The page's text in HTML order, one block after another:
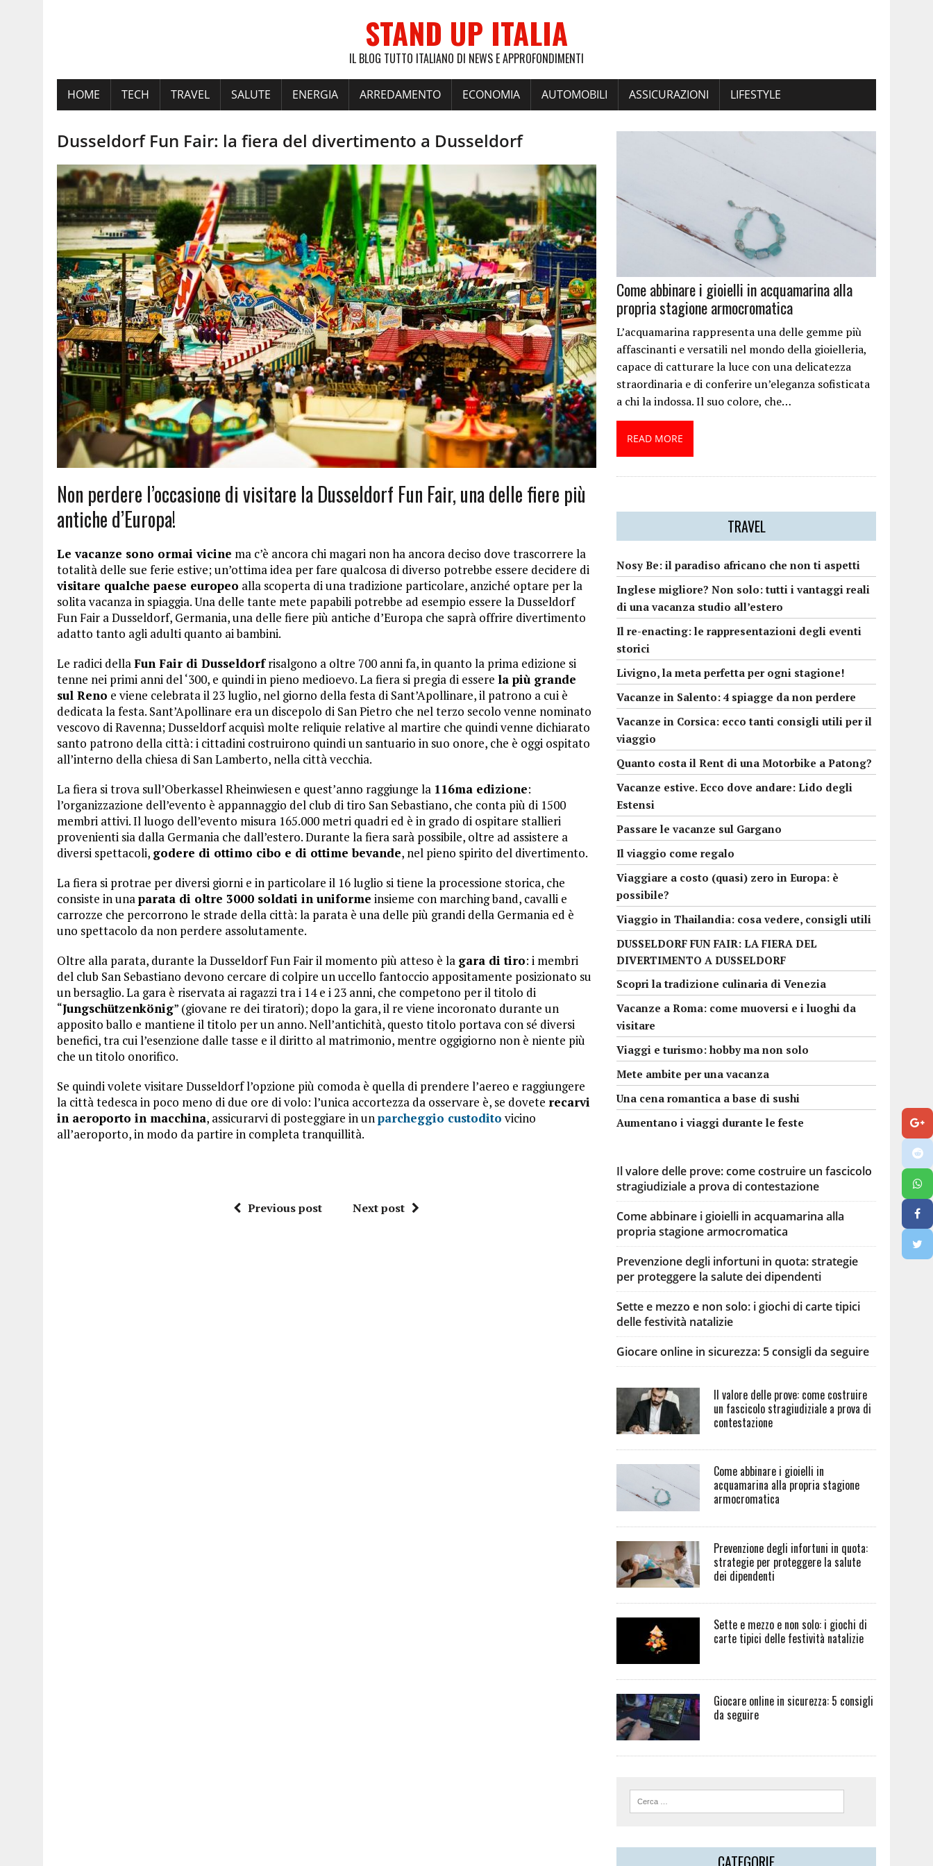
STAND UP ITALIA
IL BLOG TUTTO ITALIANO DI NEWS E APPROFONDIMENTI
HOME TECH TRAVEL SALUTE ENERGIA ARREDAMENTO ECONOMIA AUTOMOBILI ASSICURAZIONI LIFESTYLE
Dusseldorf Fun Fair: la fiera del divertimento a Dusseldorf
Non perdere l’occasione di visitare la Dusseldorf Fun Fair, una delle fiere più
antiche d’Europa!
Le vacanze sono ormai vicine ma c’è ancora chi magari non ha ancora deciso dove trascorrere la
totalità delle sue ferie estive; un’ottima idea per fare qualcosa di diverso potrebbe essere decidere di
visitare qualche paese europeo alla scoperta di una tradizione particolare, anziché optare per la
solita vacanza in spiaggia. Una delle tante mete papabili potrebbe ad esempio essere la Dusseldorf
Fun Fair a Dusseldorf, Germania, una delle fiere più antiche d’Europa che saprà offrire divertimento
adatto tanto agli adulti quanto ai bambini.
Le radici dellaFun Fair di Dusseldorfrisalgono a oltre 700 anni fa, in quanto la prima edizione si
tenne nei primi anni del ‘300, e quindi in pieno medioevo. La fiera si pregia di essere la più grande
sul Reno e viene celebrata il 23 luglio, nel giorno della festa di Sant’Apollinare, il patrono a cui è
dedicata la festa. Sant’Apollinare era un discepolo di San Pietro che nel terzo secolo venne nominato
vescovo di Ravenna; Dusseldorf acquisì molte reliquie relative al martire che quindi venne dichiarato
santo patrono della città: i cittadini costruirono quindi un santuario in suo onore, che è oggi ospitato
all’interno della chiesa di San Lamberto, nella città vecchia.
La fiera si trova sull’Oberkassel Rheinwiesen e quest’anno raggiunge la 116ma edizione:
l’organizzazione dell’evento è appannaggio del club di tiro San Sebastiano, che conta più di 1500
membri attivi. Il luogo dell’evento misura 165.000 metri quadri ed è in grado di ospitare stallieri
provenienti sia dalla Germania che dall’estero. Durante la fiera sarà possibile, oltre ad assistere a
diversi spettacoli, godere di ottimo cibo e di ottime bevande, nel pieno spirito del divertimento.
La fiera si protrae per diversi giorni e in particolare il 16 luglio si tiene la processione storica, che
consiste in unaparata di oltre 3000 soldati in uniforme insieme con marching band, cavalli e
carrozze che percorrono le strade della città: la parata è una delle più grandi della Germania ed è
uno spettacolo da non perdere assolutamente.
Oltre alla parata, durante la Dusseldorf Fun Fair il momento più atteso è la gara di tiro: i membri
del club San Sebastiano devono cercare di colpire un uccello fantoccio appositamente posizionato su
un bersaglio. La gara è riservata ai ragazzi tra i 14 e i 23 anni, che competono per il titolo di
“Jungschützenkönig” (giovane re dei tiratori); dopo la gara, il re viene incoronato durante un
apposito ballo e mantiene il titolo per un anno. Nell’antichità, questo titolo portava con sé diversi
benefici, tra cui l’esenzione dalle tasse e il diritto al matrimonio, mentre oggigiorno non è niente più
che un titolo onorifico.
Se quindi volete visitare Dusseldorf l’opzione più comoda è quella di prendere l’aereo e raggiungere
la città tedesca in poco meno di due ore di volo: l’unica accortezza da osservare è, se dovete recarvi
in aeroporto in macchina, assicurarvi di posteggiare in unparcheggio custodito vicino
all’aeroporto, in modo da partire in completa tranquillità.
Previous post Next post
Come abbinare i gioielli in acquamarina alla
propria stagione armocromatica
L’acquamarina rappresenta una delle gemme più
affascinanti e versatili nel mondo della gioielleria,
capace di catturare la luce con una delicatezza
straordinaria e di conferire un’eleganza sofisticata
a chi la indossa. Il suo colore, che…
READ MORE
TRAVEL
Nosy Be: il paradiso africano che non ti aspetti
Inglese migliore? Non solo: tutti i vantaggi reali
di una vacanza studio all’estero
Il re-enacting: le rappresentazioni degli eventi
storici
Livigno, la meta perfetta per ogni stagione!
Vacanze in Salento: 4 spiagge da non perdere
Vacanze in Corsica: ecco tanti consigli utili per il
viaggio
Quanto costa il Rent di una Motorbike a Patong?
Vacanze estive. Ecco dove andare: Lido degli
Estensi
Passare le vacanze sul Gargano
Il viaggio come regalo
Viaggiare a costo (quasi) zero in Europa: è
possibile?
Viaggio in Thailandia: cosa vedere, consigli utili
DUSSELDORF FUN FAIR: LA FIERA DEL
DIVERTIMENTO A DUSSELDORF
Scopri la tradizione culinaria di Venezia
Vacanze a Roma: come muoversi e i luoghi da
visitare
Viaggi e turismo: hobby ma non solo
Mete ambite per una vacanza
Una cena romantica a base di sushi
Aumentano i viaggi durante le feste
Il valore delle prove: come costruire un fascicolo
stragiudiziale a prova di contestazione
Come abbinare i gioielli in acquamarina alla
propria stagione armocromatica
Prevenzione degli infortuni in quota: strategie
per proteggere la salute dei dipendenti
Sette e mezzo e non solo: i giochi di carte tipici
delle festività natalizie
Giocare online in sicurezza: 5 consigli da seguire
Il valore delle prove: come costruire
un fascicolo stragiudiziale a prova di
contestazione
Come abbinare i gioielli in
acquamarina alla propria stagione
armocromatica
Prevenzione degli infortuni in quota:
strategie per proteggere la salute
dei dipendenti
Sette e mezzo e non solo: i giochi di
carte tipici delle festività natalizie
Giocare online in sicurezza: 5 consigli
da seguire
CATEGORIE